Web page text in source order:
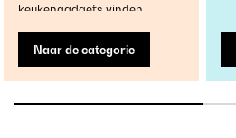
keukengadgets vinden.
Naar de categorie